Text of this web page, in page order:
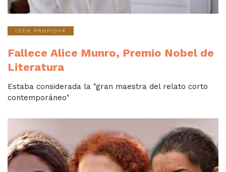
IZEN PROPIOAK
Fallece Alice Munro, Premio Nobel de
Literatura
Estaba considerada la "gran maestra del relato corto
contemporáneo"